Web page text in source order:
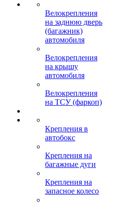
Велокрепления
на заднюю дверь
(багажник)
автомобиля
Велокрепления
на крышу
автомобиля
Велокрепления
на ТСУ (фаркоп)
Крепления в
автобокс
Крепления на
багажные дуги
Крепления на
запасное колесо